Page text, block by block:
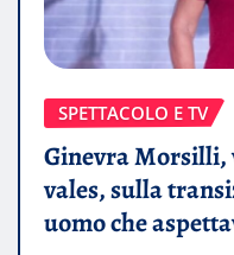
SPETTACOLO E TV
Ginevra Morsilli,
vales, sulla
uomo che